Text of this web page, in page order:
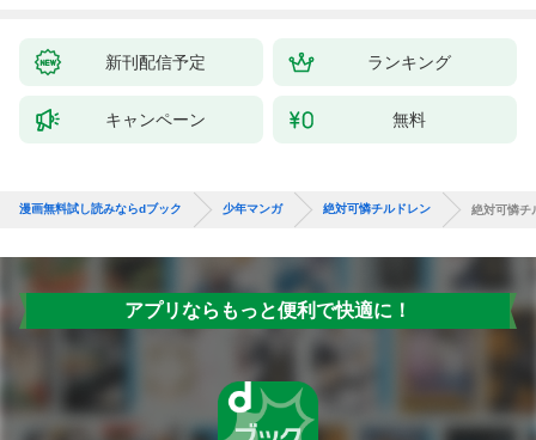
（１）
新刊配信予定 ランキング
キャンペーン 無料
漫画無料試し読みならdブック 少年マンガ 絶対可憐チルドレン 絶対可憐チ
アプリならもっと便利で快適に！